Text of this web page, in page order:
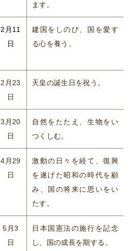
ます。
2月11
日
建国をしのび、国を愛す
る心を養う。
2月23
日
天皇の誕生日を祝う。
3月20
日
自然をたたえ、生物をい
つくしむ。
4月29
日
激動の日々を経て、復興
を遂げた昭和の時代を顧
み、国の将来に思いをい
たす。
5月3
日
日本国憲法の施行を記念
し、国の成長を期する。